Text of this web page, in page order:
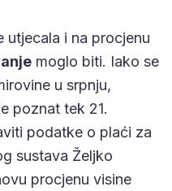
utjecala i na procjenu
moglo biti. Iako se
u srpnju,
poznat tek 21.
podatke o plaći za
sustava Željko
procjenu visine